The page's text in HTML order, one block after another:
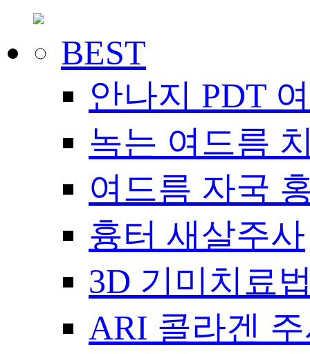
BEST
안나지 PDT
녹는 여드름
여드름 자국
흉터 새살주사
3D 기미치료
ARI 콜라겐